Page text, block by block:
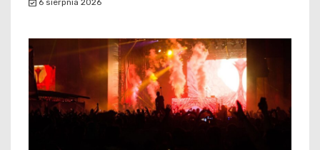
6 sierpnia 2026